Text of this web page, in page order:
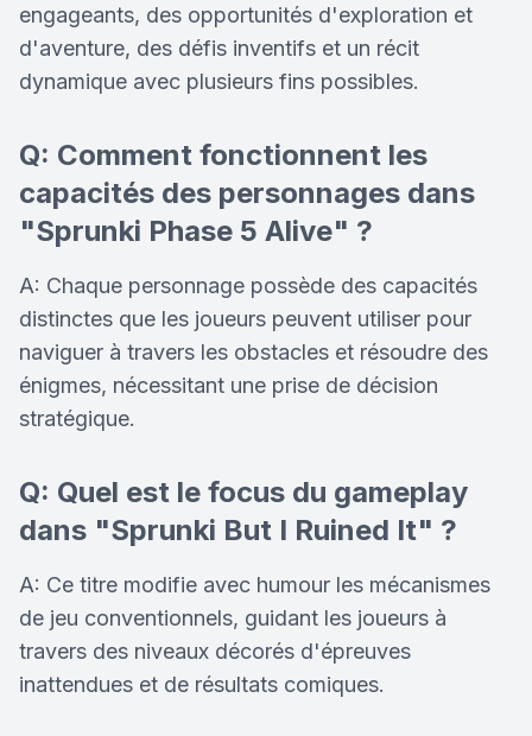
engageants, des opportunités d'exploration et
d'aventure, des défis inventifs et un récit
dynamique avec plusieurs fins possibles.
Q: Comment fonctionnent les
capacités des personnages dans
"Sprunki Phase 5 Alive" ?
A: Chaque personnage possède des capacités
distinctes que les joueurs peuvent utiliser pour
naviguer à travers les obstacles et résoudre des
énigmes, nécessitant une prise de décision
stratégique.
Q: Quel est le focus du gameplay
dans "Sprunki But I Ruined It" ?
A: Ce titre modifie avec humour les mécanismes
de jeu conventionnels, guidant les joueurs à
travers des niveaux décorés d'épreuves
inattendues et de résultats comiques.